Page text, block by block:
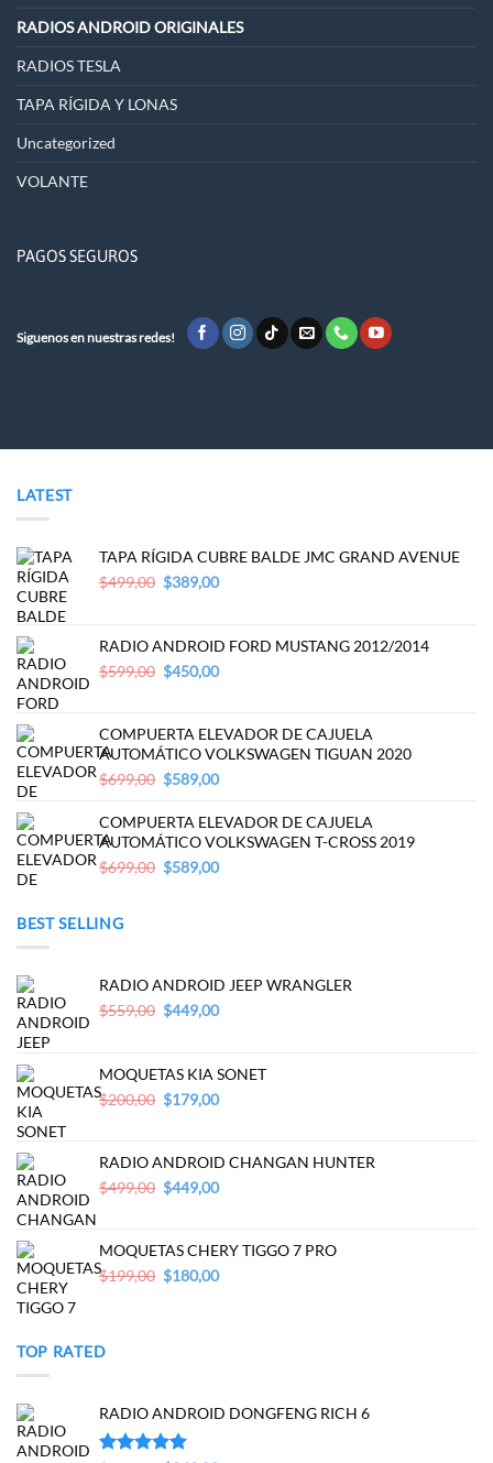
RADIOS ANDROID ORIGINALES
RADIOS TESLA
TAPA RÍGIDA Y LONAS
Uncategorized
VOLANTE
PAGOS SEGUROS
Siguenos en nuestras redes!
LATEST
TAPA RÍGIDA CUBRE BALDE JMC GRAND AVENUE
$499,00 Original
$499,00.
$389,00Current
$389,00.
RADIO ANDROID FORD MUSTANG 2012/2014
$599,00 Original
$599,00.
$450,00Current
$450,00.
COMPUERTA ELEVADOR DE CAJUELA
AUTOMÁTICO VOLKSWAGEN TIGUAN 2020
$699,00 Original
was:
$699,00.
$589,00Current
is:
$589,00.
COMPUERTA ELEVADOR DE CAJUELA
AUTOMÁTICO VOLKSWAGEN T-CROSS 2019
$699,00 Original
$589,00Current
BEST SELLING
RADIO ANDROID JEEP WRANGLER
$559,00 Original
$559,00.
$449,00Current
$449,00.
MOQUETAS KIA SONET
$200,00 Original
$200,00.
$179,00Current
$179,00.
RADIO ANDROID CHANGAN HUNTER
$499,00 Original
$499,00.
$449,00Current
$449,00.
MOQUETAS CHERY TIGGO 7 PRO
$199,00 Original
$180,00Current
TOP RATED
RADIO ANDROID DONGFENG RICH 6